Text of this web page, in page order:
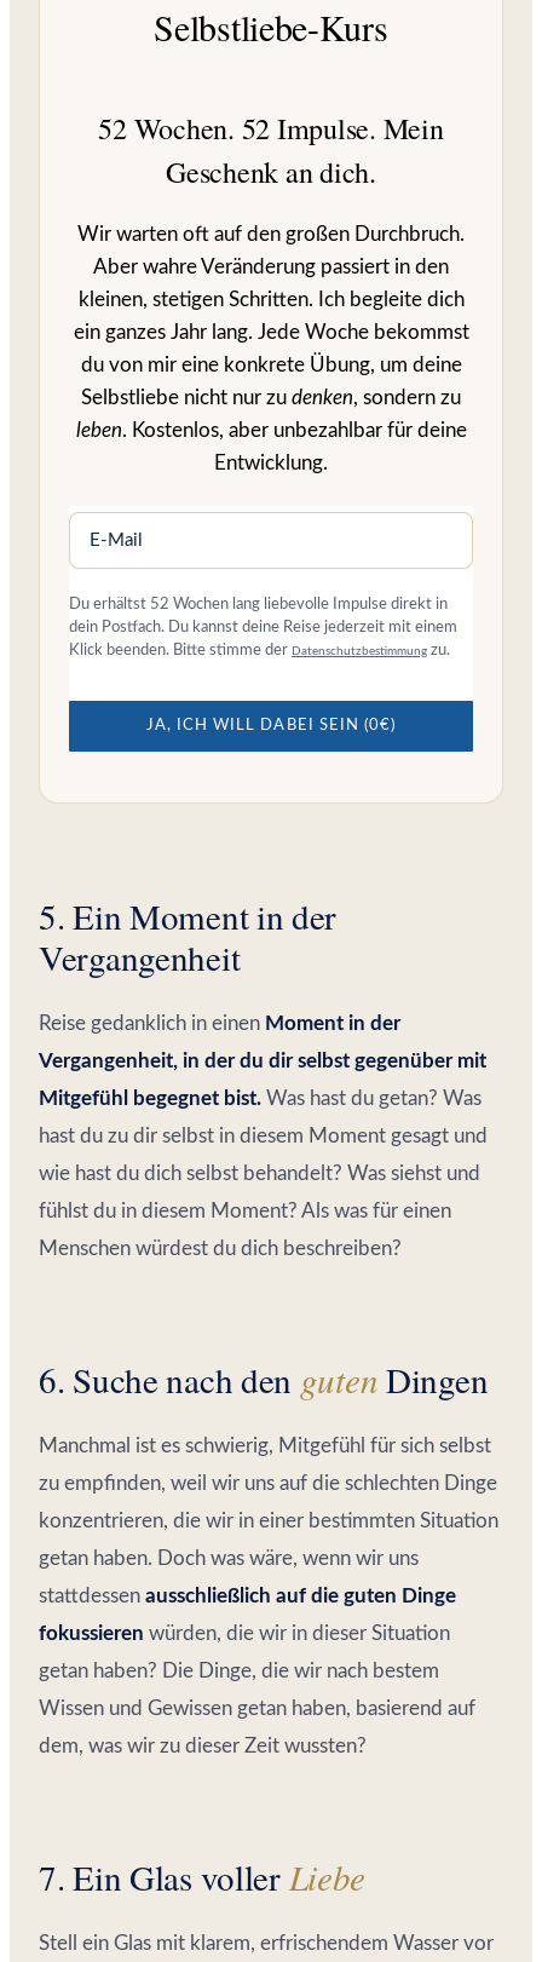
Selbstliebe-Kurs
52 Wochen. 52 Impulse. Mein
Geschenk an dich.
Wir warten oft auf den großen Durchbruch.
Aber wahre Veränderung passiert in den
kleinen, stetigen Schritten. Ich begleite dich
ein ganzes Jahr lang. Jede Woche bekommst
du von mir eine konkrete Übung, um deine
Selbstliebe nicht nur zu denken, sondern zu
leben. Kostenlos, aber unbezahlbar für deine
Entwicklung.
Du erhältst 52 Wochen lang liebevolle Impulse direkt in
dein Postfach. Du kannst deine Reise jederzeit mit einem
Klick beenden. Bitte stimme der Datenschutzbestimmung zu.
JA, ICH WILL DABEI SEIN (0€)
5. Ein Moment in der
Vergangenheit
Reise gedanklich in einen Moment in der
Vergangenheit, in der du dir selbst gegenüber mit
Mitgefühl begegnet bist. Was hast du getan? Was
hast du zu dir selbst in diesem Moment gesagt und
wie hast du dich selbst behandelt? Was siehst und
fühlst du in diesem Moment? Als was für einen
Menschen würdest du dich beschreiben?
6. Suche nach den gutenDingen
Manchmal ist es schwierig, Mitgefühl für sich selbst
zu empfinden, weil wir uns auf die schlechten Dinge
konzentrieren, die wir in einer bestimmten Situation
getan haben. Doch was wäre, wenn wir uns
stattdessen ausschließlich auf die guten Dinge
fokussieren würden, die wir in dieser Situation
getan haben? Die Dinge, die wir nach bestem
Wissen und Gewissen getan haben, basierend auf
dem, was wir zu dieser Zeit wussten?
7. Ein Glas vollerLiebe
Stell ein Glas mit klarem, erfrischendem Wasser vor